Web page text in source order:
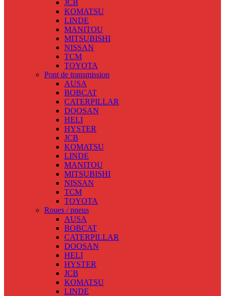
JCB
KOMATSU
LINDE
MANITOU
MITSUBISHI
NISSAN
TCM
TOYOTA
Pont de transmission
AUSA
BOBCAT
CATERPILLAR
DOOSAN
HELI
HYSTER
JCB
KOMATSU
LINDE
MANITOU
MITSUBISHI
NISSAN
TCM
TOYOTA
Roues / pneus
AUSA
BOBCAT
CATERPILLAR
DOOSAN
HELI
HYSTER
JCB
KOMATSU
LINDE